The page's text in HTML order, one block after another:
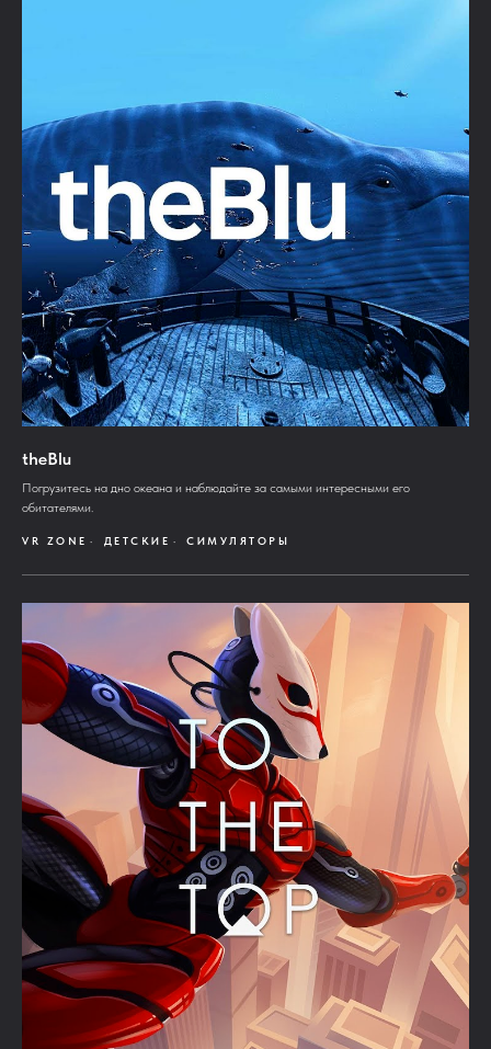
theBlu
Погрузитесь на дно океана и наблюдайте за самыми интересными его
обитателями.
VR ZONE ДЕТСКИЕ СИМУЛЯТОРЫ